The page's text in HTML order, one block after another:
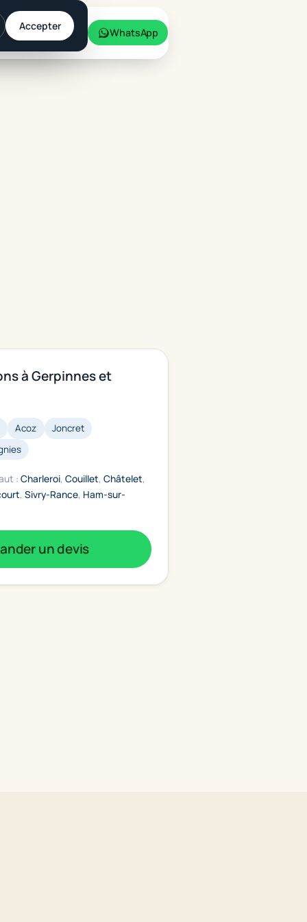
Accepter
Simulateur WhatsApp
à Gerpinnes et
Acoz
Joncret
:Charleroi,Couillet,Châtelet,
,Sivry-Rance, Ham-sur-
un devis